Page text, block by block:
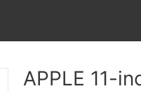
APPLE 11-